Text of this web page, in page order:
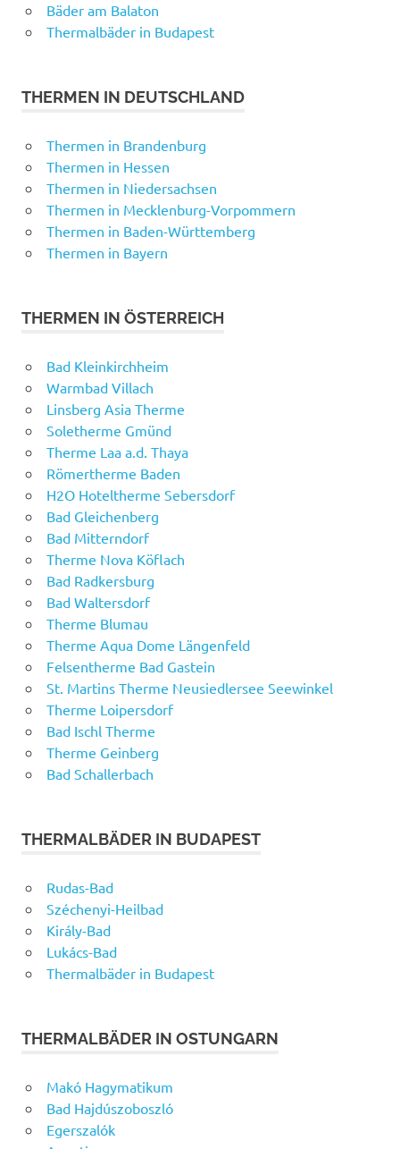
Bäder am Balaton
Thermalbäder in Budapest
THERMEN IN DEUTSCHLAND
Thermen in Brandenburg
Thermen in Hessen
Thermen in Niedersachsen
Thermen in Mecklenburg-Vorpommern
Thermen in Baden-Württemberg
Thermen in Bayern
THERMEN IN ÖSTERREICH
Bad Kleinkirchheim
Warmbad Villach
Linsberg Asia Therme
Soletherme Gmünd
Therme Laa a.d. Thaya
Römertherme Baden
H2O Hoteltherme Sebersdorf
Bad Gleichenberg
Bad Mitterndorf
Therme Nova Köflach
Bad Radkersburg
Bad Waltersdorf
Therme Blumau
Therme Aqua Dome Längenfeld
Felsentherme Bad Gastein
St. Martins Therme Neusiedlersee Seewinkel
Therme Loipersdorf
Bad Ischl Therme
Therme Geinberg
Bad Schallerbach
THERMALBÄDER IN BUDAPEST
Rudas-Bad
Széchenyi-Heilbad
Király-Bad
Lukács-Bad
Thermalbäder in Budapest
THERMALBÄDER IN OSTUNGARN
Makó Hagymatikum
Bad Hajdúszoboszló
Egerszalók